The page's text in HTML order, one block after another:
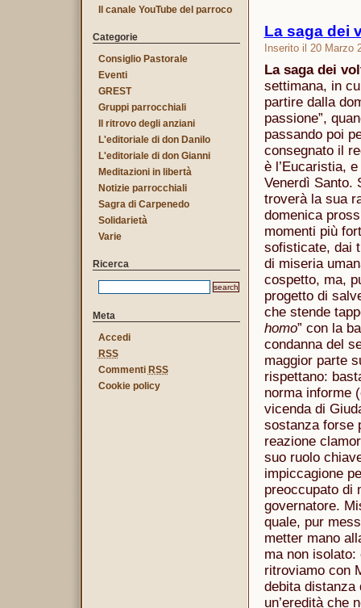
La saga dei
Inserito il 20 Marzo
La saga dei
settimana, in
partire dalla
passione”,
passando poi
consegnato il
è l’Eucaristia,
Venerdì Santo.
troverà la sua
domenica
momenti più
sofisticate, dai
di miseria
cospetto, ma,
progetto di
che stende
homo” con la
condanna del
maggior parte
rispettano:
norma informe
vicenda di
sostanza forse
reazione
suo ruolo
impiccagione
preoccupato di
governatore.
quale, pur
metter mano
ma non isolato:
ritroviamo con
debita distanza
un’eredità che
Il canale YouTube del parroco
Categorie
Consiglio Pastorale
Eventi
GREST
Gruppi parrocchiali
Il ritrovo degli anziani
L'editoriale di don Danilo
L'editoriale di don Gianni
Meditazioni in libertà
Notizie parrocchiali
Sagra di Carpenedo
Solidarietà
Varie
Ricerca
Meta
Accedi
RSS
Commenti RSS
Cookie policy